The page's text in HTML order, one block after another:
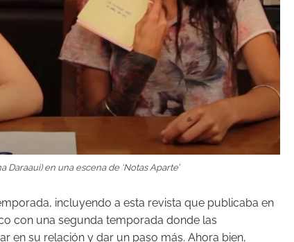
Daraaui) en una escena de ‘Notas Aparte’
incluyendo a esta revista que publicaba en
con una segunda temporada donde las
en su relación y dar un paso más. Ahora bien,